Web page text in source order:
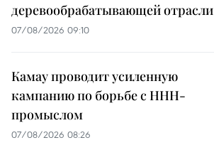
деревообрабатывающей отрасли
07/08/2026 09:10
Камау проводит усиленную
кампанию по борьбе с ННН-
промыслом
07/08/2026 08:26